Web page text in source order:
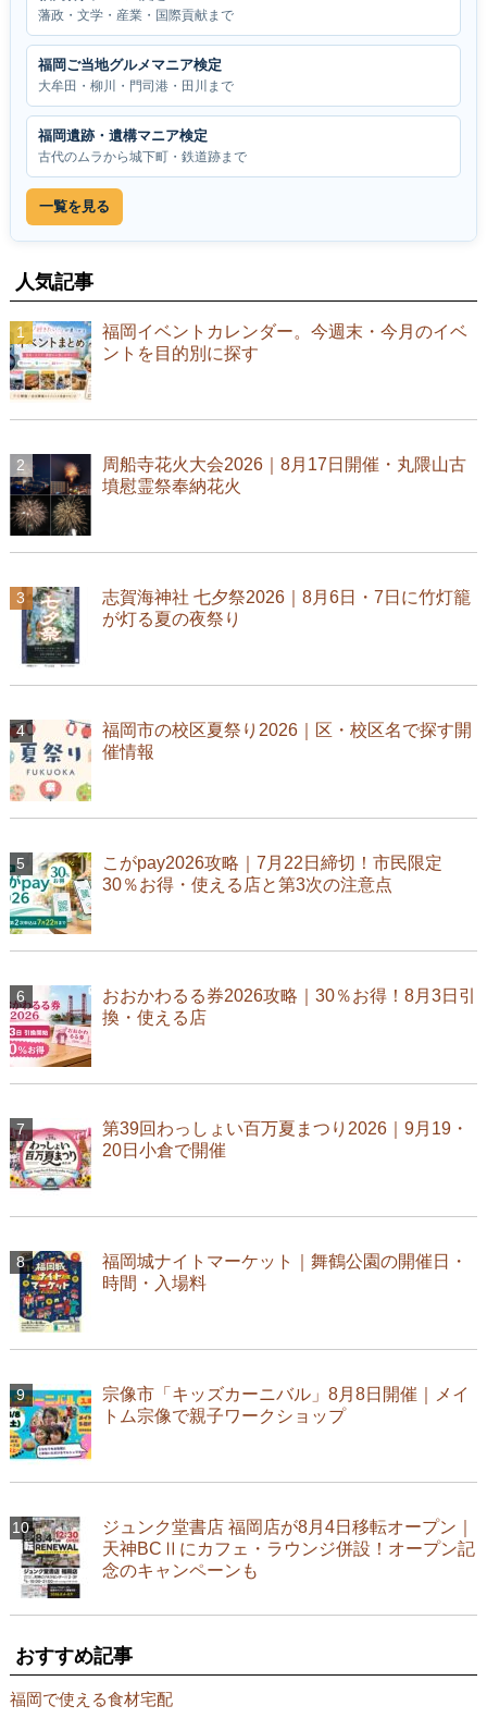
藩政・文学・産業・国際貢献まで
福岡ご当地グルメマニア検定
大牟田・柳川・門司港・田川まで
福岡遺跡・遺構マニア検定
古代のムラから城下町・鉄道跡まで
一覧を見る
人気記事
福岡イベントカレンダー。今週末・今月のイベ
ントを目的別に探す
周船寺花火大会2026｜8月17日開催・丸隈山古
墳慰霊祭奉納花火
志賀海神社 七夕祭2026｜8月6日・7日に竹灯籠
が灯る夏の夜祭り
福岡市の校区夏祭り2026｜区・校区名で探す開
催情報
こがpay2026攻略｜7月22日締切！市民限定
30％お得・使える店と第3次の注意点
おおかわるる券2026攻略｜30％お得！8月3日引
換・使える店
第39回わっしょい百万夏まつり2026｜9月19・
20日小倉で開催
福岡城ナイトマーケット｜舞鶴公園の開催日・
時間・入場料
宗像市「キッズカーニバル」8月8日開催｜メイ
トム宗像で親子ワークショップ
ジュンク堂書店 福岡店が8月4日移転オープン｜
天神BCⅡにカフェ・ラウンジ併設！オープン記
念のキャンペーンも
おすすめ記事
福岡で使える食材宅配